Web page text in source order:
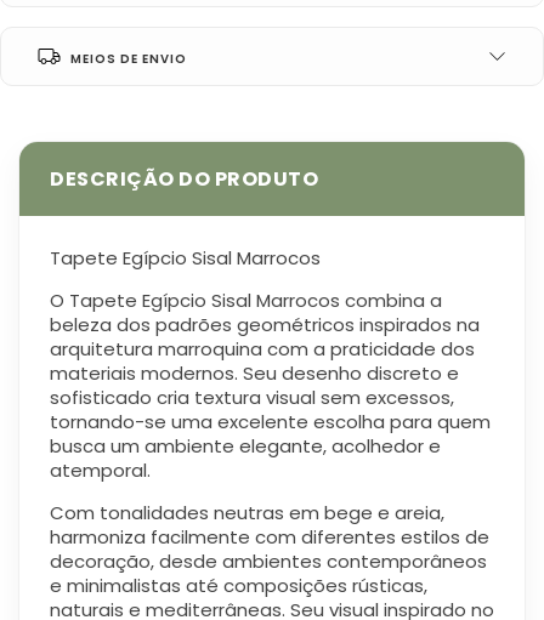
MEIOS DE ENVIO
Tapete Egípcio Sisal Marrocos
O Tapete Egípcio Sisal Marrocos combina a
beleza dos padrões geométricos inspirados na
arquitetura marroquina com a praticidade dos
materiais modernos. Seu desenho discreto e
sofisticado cria textura visual sem excessos,
tornando-se uma excelente escolha para quem
busca um ambiente elegante, acolhedor e
atemporal.
Com tonalidades neutras em bege e areia,
harmoniza facilmente com diferentes estilos de
decoração, desde ambientes contemporâneos
e minimalistas até composições rústicas,
naturais e mediterrâneas. Seu visual inspirado no